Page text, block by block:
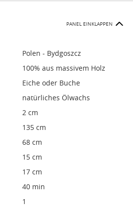
PANEL EINKLAPPEN
Polen - Bydgoszcz
100% aus massivem Holz
Eiche oder Buche
natürliches Ölwachs
2 cm
135 cm
68 cm
15 cm
17 cm
40 min
1